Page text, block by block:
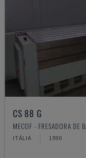
CS 88 G
MECOF - FRESADORA DE
ITÁLIA 1990